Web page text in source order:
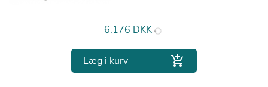
Pris
6.176 DKK
Læg i kurv 